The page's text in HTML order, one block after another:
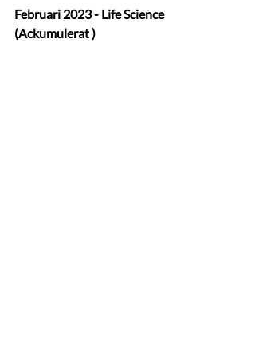
Februari 2023 - Life Science
(Ackumulerat )